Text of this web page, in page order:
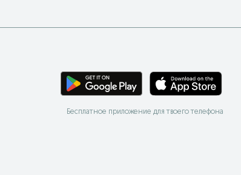
Бесплатное приложение для твоего телефона